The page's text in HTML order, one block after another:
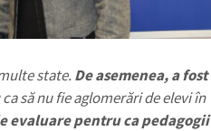
state.De asemenea, a fost
să nu fie aglomerări de elevi în
evaluare pentru ca pedagogii